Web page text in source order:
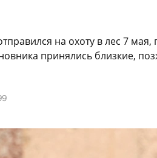
на охоту в лес 7 мая,
принялись близкие,